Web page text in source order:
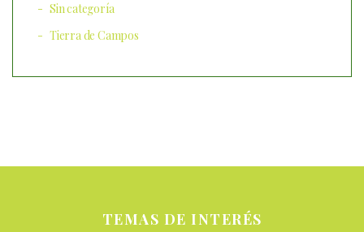
Sin categoría
Tierra de Campos
TEMAS DE INTERÉS